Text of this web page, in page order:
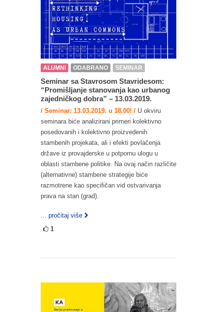
ALUMNI ODABRANO SEMINAR
Seminar sa Stavrosom Stavridesom:
“Promišljanje stanovanja kao urbanog
zajedničkog dobra” – 13.03.2019.
/ Seminar: 13.03.2019. u 18.00! / U okviru
seminara biće analizirani primeri kolektivno
posedovanih i kolektivno proizvedenih
stambenih projekata, ali i efekti povlačenja
države iz provajderske u potpornu ulogu u
oblasti stambene politike. Na ovaj način različite
(alternativne) stambene strategije biće
razmotrene kao specifičan vid ostvarivanja
prava na stan (grad).
... pročitaj više
1